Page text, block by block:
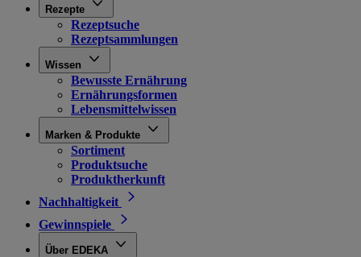
Rezepte
Rezeptsuche
Rezeptsammlungen
Wissen
Bewusste Ernährung
Ernährungsformen
Lebensmittelwissen
Marken & Produkte
Sortiment
Produktsuche
Produktherkunft
Nachhaltigkeit
Gewinnspiele
Über EDEKA